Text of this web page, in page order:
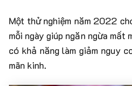
Một thử nghiệm năm 2022
mỗi ngày giúp ngăn ngừa mất
có khả năng làm giảm nguy
mãn kinh.